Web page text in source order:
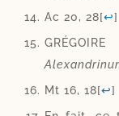
Ac 20, 28[↩]
Mt 16, 18[↩]